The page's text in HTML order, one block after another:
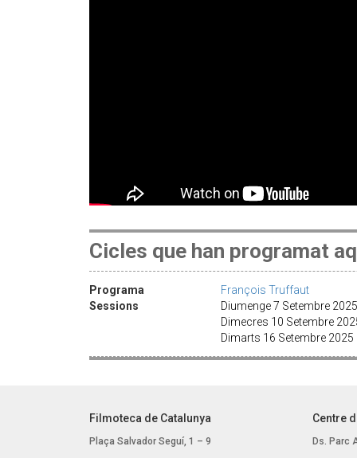
Cicles que han programat
Programa
François Truffaut
Sessions
Diumenge 7 Setembre
Dimecres 10 Setembre
Dimarts 16 Setembre 2025
Filmoteca de Catalunya
Plaça Salvador Seguí, 1 – 9
Centre
Ds. Parc